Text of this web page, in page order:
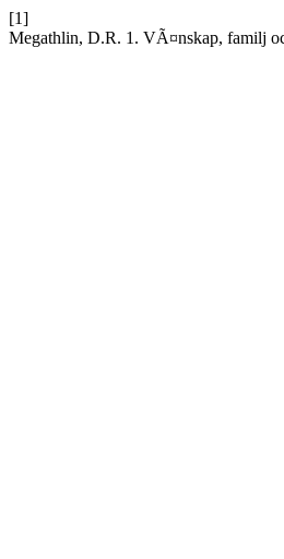
[1]
Megathlin, D.R. 1. VÃ¤nskap, familj